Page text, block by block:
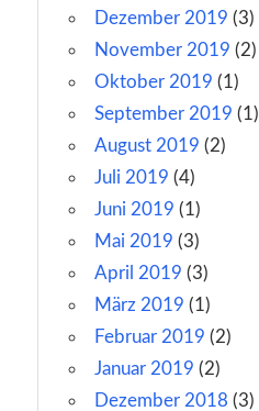
Dezember 2019 (3)
November 2019 (2)
Oktober 2019 (1)
September 2019 (1)
August 2019 (2)
Juli 2019 (4)
Juni 2019 (1)
Mai 2019 (3)
April 2019 (3)
März 2019 (1)
Februar 2019 (2)
Januar 2019 (2)
Dezember 2018 (3)